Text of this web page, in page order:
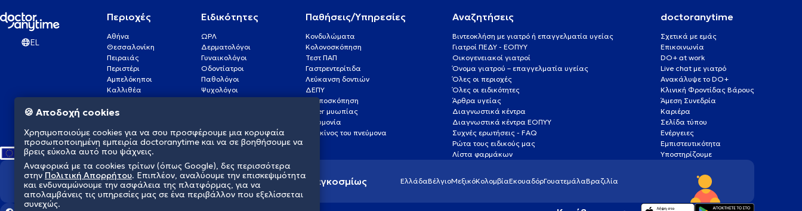
EL
Περιοχές
Αθήνα
Θεσσαλονίκη
Πειραιάς
Περιστέρι
Αμπελόκηποι
Καλλιθέα
Γλυφάδα
Νέα Σμύρνη
Ειδικότητες
ΩΡΛ
Δερματολόγοι
Γυναικολόγοι
Οδοντίατροι
Παθολόγοι
Ψυχολόγοι
Καρδιολόγοι
Παθήσεις/Υπηρεσίες
Κονδυλώματα
Κολονοσκόπηση
Τεστ ΠΑΠ
Γαστρεντερίτιδα
Λεύκανση δοντιών
ΔΕΠΥ
Κολποσκόπηση
Laser μυωπίας
Πνευμονία
Καρκίνος του πνεύμονα
Αναζητήσεις
Βιντεοκλήση με γιατρό ή επαγγελματία υγείας
Γιατροί ΠΕΔΥ - ΕΟΠΥΥ
Οικογενειακοί γιατροί
Όνομα γιατρού – επαγγελματία υγείας
Όλες οι περιοχές
Όλες οι ειδικότητες
Άρθρα υγείας
Διαγνωστικά κέντρα
Διαγνωστικά κέντρα ΕΟΠΥΥ
Συχνές ερωτήσεις - FAQ
Ρώτα τους ειδικούς μας
Λίστα φαρμάκων
doctoranytime
Σχετικά με εμάς
Επικοινωνία
DO+ at work
Live chat με γιατρό
Ανακάλυψε το DO+
Κλινική Φροντίδας Βάρους
Άμεση Συνεδρία
Καριέρα
Σελίδα τύπου
Ενέργειες
Εμπιστευτικότητα
Υποστηρίζουμε
Διαμορφώνουμε το μέλλον της υγείας παγκοσμίως ΕλλάδαΒέλγιοΜεξικόΚολομβίαΕκουαδόρΓουατεμάλαΒραζιλία
🍪 Αποδοχή cookies
Χρησιμοποιούμε cookies για να σου προσφέρουμε μια κορυφαία
προσωποποιημένη εμπειρία doctoranytime και να σε βοηθήσουμε να
βρεις εύκολα αυτό που ψάχνεις.
Αναφορικά με τα cookies τρίτων (όπως Google), δες περισσότερα
στην Πολιτική Απορρήτου. Επιπλέον, αναλύουμε την επισκεψιμότητα
και ενδυναμώνουμε την ασφάλεια της πλατφόρμας, για να
απολαμβάνεις τις υπηρεσίες μας σε ένα περιβάλλον που εξελίσσεται
συνεχώς.